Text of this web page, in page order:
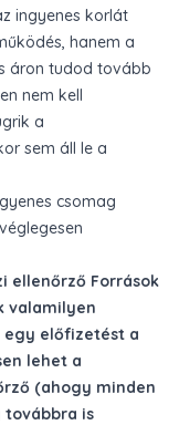
ingyenes korlát
hanem a
áron tudod tovább
nem kell
a
sem áll le a
csomag
ellenőrző Források
valamilyen
egy előfizetést a
lehet a
(ahogy minden
továbbra is